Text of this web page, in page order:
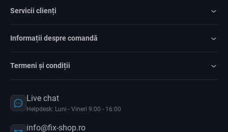
Servicii clienți
Informații despre comandă
Termeni și condiții
Live chat
Helpdesk: Luni - Vineri 9:00 - 16:00
info@fix-shop.ro